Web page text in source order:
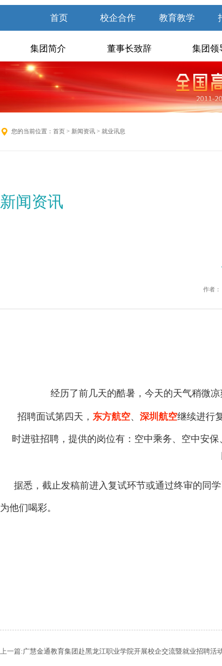
首页 校企合作 教育教学
集团简介 董事长致辞 集团领
您的当前位置： 首页 > 新闻资讯 > 就业讯息
新闻资讯
作者：
经历了前几天的酷暑，今天的天气稍微
招聘面试第四天， 东方航空、 深圳航空继续进行
时进驻招聘，提供的岗位有：空中乘务、空中安
据悉，截止发稿前进入复试环节或通过终审的同
为他们喝彩。
上一篇: 广慧金通教育集团赴黑龙江职业学院开展校企交流暨就业招聘活